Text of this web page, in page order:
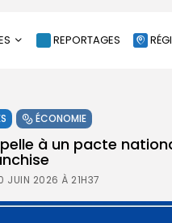
REPORTAGES
ÉCONOMIE
à un pacte
JUIN 2026 À 21H37